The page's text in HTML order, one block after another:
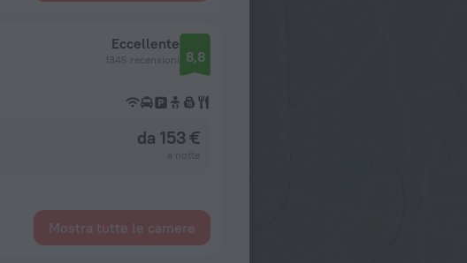
Eccellente
1345 recensioni 8,8
da 153 €
Mostra tutte le camere